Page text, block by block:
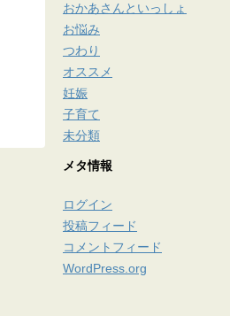
おかあさんといっしょ
お悩み
つわり
オススメ
妊娠
子育て
未分類
メタ情報
ログイン
投稿フィード
コメントフィード
WordPress.org